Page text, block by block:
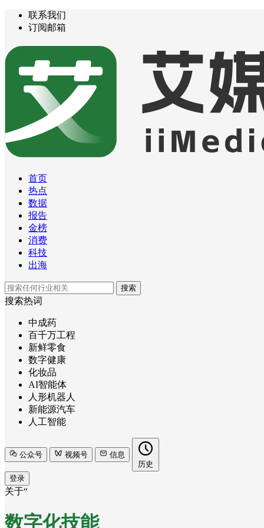
联系我们
订阅邮箱
首页
热点
数据
报告
金榜
消费
科技
出海
搜索
搜索热词
中成药
百千万工程
新鲜零食
数字健康
化妆品
AI智能体
人形机器人
新能源汽车
人工智能
公众号 视频号
信息
历史
登录
关于“
数字化技能